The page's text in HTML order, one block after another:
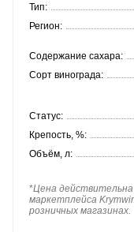
Тип:
Регион:
Содержание сахара:
Сорт винограда:
Статус:
Крепость, %:
Объём, л:
*Цена действительна
маркетплейса
розничных магазинах.